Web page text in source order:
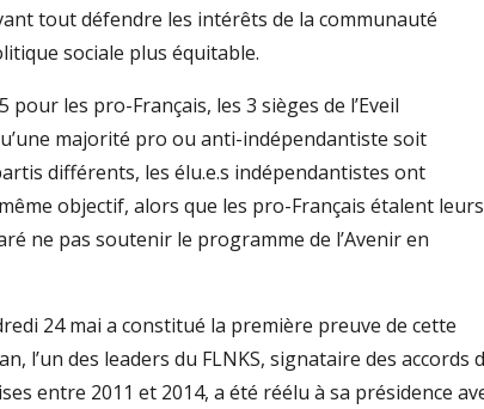
tout défendre les intérêts de la communauté
sociale plus équitable.
les pro-Français, les 3 sièges de l’Eveil
majorité pro ou anti-indépendantiste soit
différents, les élu.e.s indépendantistes ont
objectif, alors que les pro-Français étalent leurs
ne pas soutenir le programme de l’Avenir en
24 mai a constitué la première preuve de cette
l’un des leaders du FLNKS, signataire des accords
entre 2011 et 2014, a été réélu à sa présidence